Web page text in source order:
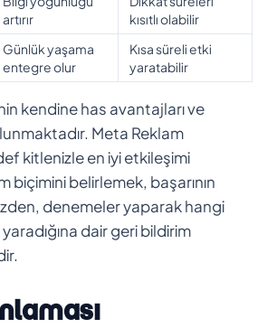
artırır
kısıtlı olabilir
Günlük yaşama
entegre olur
Kısa süreli etki
yaratabilir
kendine has avantajları ve
Meta Reklam
kitlenizle en iyi etkileşimi
biçimini belirlemek, başarının
denemeler yaparak hangi
dair geri bildirim